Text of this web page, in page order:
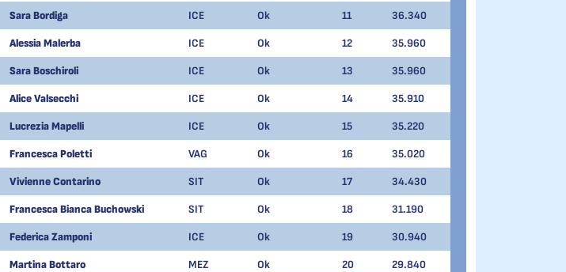
Sara Bordiga ICE Ok 11 36.340
Alessia Malerba ICE Ok 12 35.960
Sara Boschiroli ICE Ok 13 35.960
Alice Valsecchi ICE Ok 14 35.910
Lucrezia Mapelli ICE Ok 15 35.220
Francesca Poletti VAG Ok 16 35.020
Vivienne Contarino SIT Ok 17 34.430
Francesca Bianca Buchowski SIT Ok 18 31.190
Federica Zamponi ICE Ok 19 30.940
Martina Bottaro MEZ Ok 20 29.840